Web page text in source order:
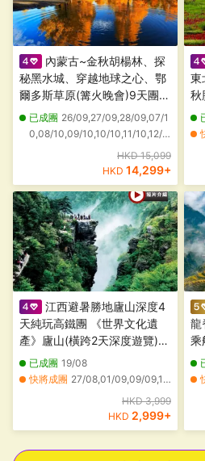
內蒙古~金秋胡楊林、探
秘黑水城、穿越地球之心、鄂
爾多斯草原(篝火晚會)9天團
重本安排：蒙古族宮廷國宴~
詐馬宴、額濟納旗金色森林~
延海(觀日出日落）、怪樹林
已成團 26/09,27/09,28/09,07/1
0,08/10,09/10,10/10,11/10,12/1
HKD 15,099
HKD 14,299+
東
秋
女
朝
江西避暑勝地廬山深度4
天純玩高鐵團 《世界文化遺
產》廬山(橫跨2天深度遊覽)、
廬山杏林文化園、長江江畔~
潯陽樓、千年古橋~觀音橋、
已成團 19/08
快將成團 27/08,01/09,09/09,15/09,25/09
24/08,25/08,26/08,02/09,03/09,04/09,05/09,06/09,07/09,08/09,10/09,11/09,12/09,13/09,14/09,24/09
HKD 3,999
HKD 2,999+
龍
乘
笛
田